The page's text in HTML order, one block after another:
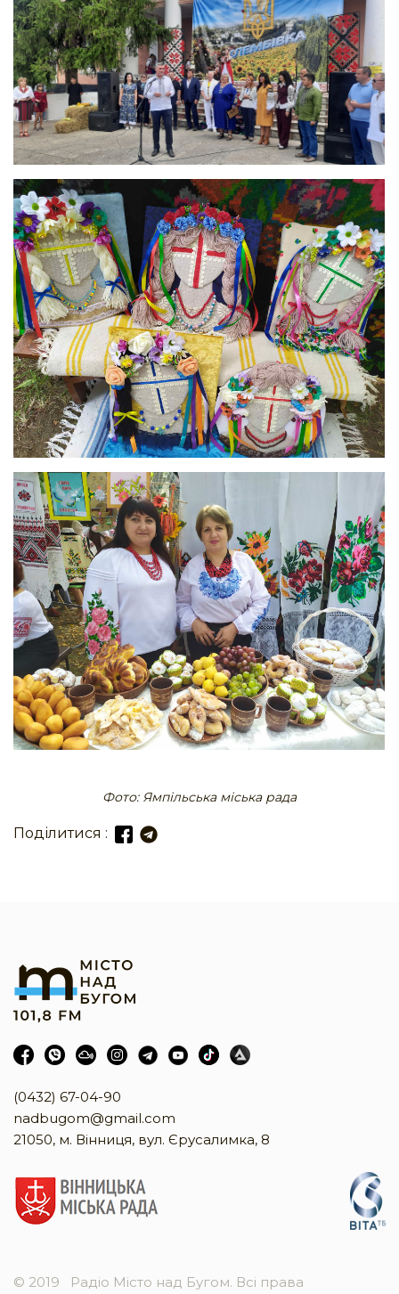
Фото: Ямпільська міська рада
Поділитися :
(0432) 67-04-90
nadbugom@gmail.com
21050, м. Вінниця, вул. Єрусалимка, 8
© 2019
Радіо Місто над Бугом. Всі права